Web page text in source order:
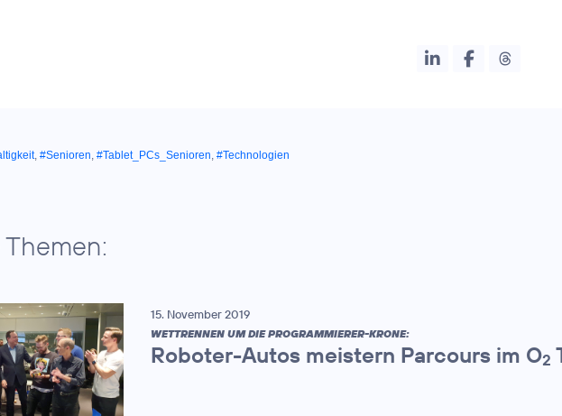
, #Senioren, #Tablet_PCs_Senioren, #Technologien
15. November 2019
WETTRENNEN UM DIE PROGRAMMIERER-KRONE:
Roboter-Autos meistern Parcours im O2